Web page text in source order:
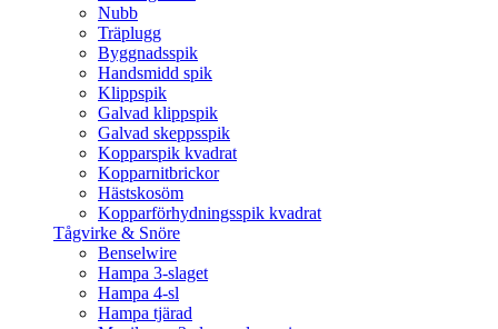
Nubb
Träplugg
Byggnadsspik
Handsmidd spik
Klippspik
Galvad klippspik
Galvad skeppsspik
Kopparspik kvadrat
Kopparnitbrickor
Hästskosöm
Kopparförhydningsspik kvadrat
Tågvirke & Snöre
Benselwire
Hampa 3-slaget
Hampa 4-sl
Hampa tjärad